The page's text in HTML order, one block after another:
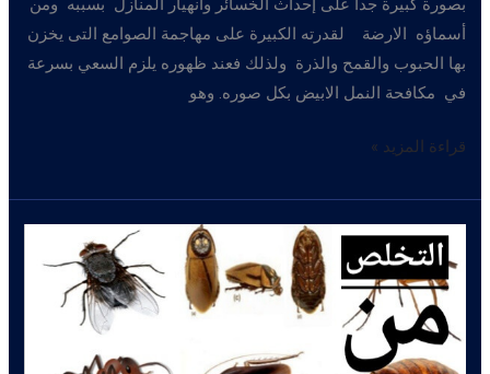
بصورة كبيرة جدا على إحداث الخسائر وانهيار المنازل بسببه ومن
أسماؤه الارضة لقدرته الكبيرة على مهاجمة الصوامع التى يخزن
بها الحبوب والقمح والذرة ولذلك فعند ظهوره يلزم السعي بسرعة
في مكافحة النمل الابيض بكل صوره. وهو
مكافحة
الأبيض
قراءة المزيد »